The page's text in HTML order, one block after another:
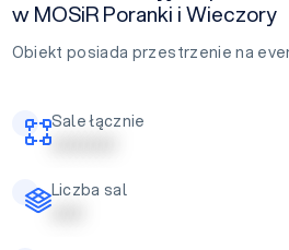
w MOSiR Poranki i Wieczory
Obiekt posiada przestrzenie na
Sale łącznie
| | | | | | | | | |
Liczba sal
| | | | |